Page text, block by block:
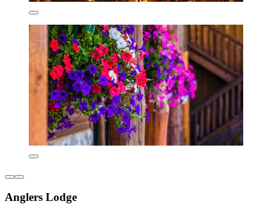
Anglers Lodge